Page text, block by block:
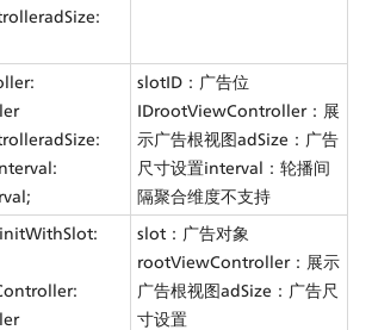
slotID：广告位
IDrootViewController：展
示广告根视图adSize：广告
尺寸设置interval：轮播间
隔聚合维度不支持
slot：广告对象
rootViewController：展示
广告根视图adSize：广告尺
寸设置